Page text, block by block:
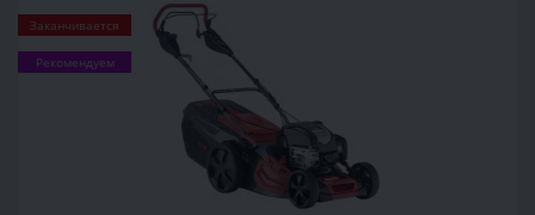
Заканчивается
Рекомендуем